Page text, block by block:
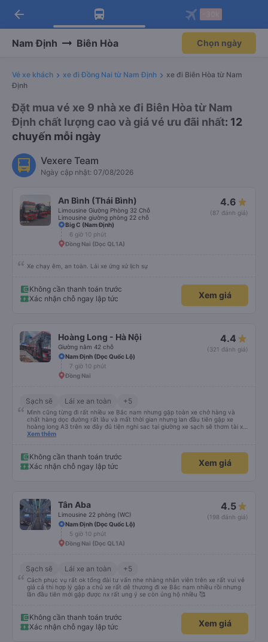
Tải app Vexere ngay!
Nhận ưu đãi thành viên độc
Mở app
Tải app Vexere
-30k/ghế khi đặt vé máy bay qua
Mở app
arrow_back
Nam Định Biên Hòa Chọn ngày
Vé xe khách xe đi Đồng Nai từ Nam Định
xe đi Biên Hòa từ Nam
Định
Đặt mua vé xe 9 nhà xe đi Biên Hòa từ Nam
Định chất lượng cao và giá vé ưu đãi nhất: 12
chuyến mỗi ngày
Vexere Team
Ngày cập nhật: 07/08/2026
An Bình (Thái Bình)
Limousine Giường Phòng 32 Chỗ
Limousine giường phòng 22 chỗ
4.6
(87 đánh giá)
Big C (Nam Định)
6 giờ 10 phút
Đồng Nai (Dọc QL1A)
Xe chạy êm, an toàn. Lái xe ứng xử lịch sự
Không cần thanh toán trước
Xác nhận chỗ ngay lập tức
Xem giá
Hoàng Long - Hà Nội
Giường nằm 42 chỗ
4.4
(321 đánh giá)
Nam Định (Dọc Quốc Lộ)
7 giờ 10 phút
Đồng Nai
Sạch sẽ Lái xe an toàn +5
Mình cũng từng đi rất nhiều xe Bắc nam nhưng gặp toàn xe chở hàng và
chất hàng dọc đường rất lâu và mất thời gian nhưng lan đầu tiên gặp xe
hoàng long A3 trên xe đây đủ tiện nghi sac tại giường xe sạch sẽ thơm tài xế
lo xe thoải mái vui tính sẽ con ung hô nhe
Xem thêm
Không cần thanh toán trước
Xác nhận chỗ ngay lập tức
Xem giá
Tân Aba
Limousine 22 phòng (WC)
4.5
(198 đánh giá)
Nam Định (Dọc Quốc Lộ)
5 giờ 10 phút
Đồng Nai (Dọc QL1A)
Sạch sẽ Lái xe an toàn +5
Cách phục vụ rất ok tổng đài tư vấn nhe nhàng nhân viên trên xe rất vui vẻ
giá cả thi hợp lý gặp a chủ xe rất dễ thương đi xe Bắc nam nhiều rồi nhưng
lần đầu tiên mới gặp được nx rất ung ý se còn ủng hộ nhiều 🥰
Không cần thanh toán trước
Xác nhận chỗ ngay lập tức
Xem giá